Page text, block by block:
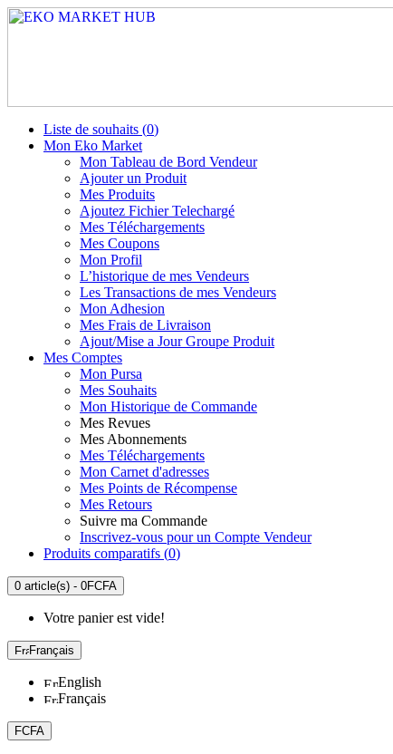
Liste de souhaits (0)
Mon Eko Market
Mon Tableau de Bord Vendeur
Ajouter un Produit
Mes Produits
Ajoutez Fichier Telechargé
Mes Téléchargements
Mes Coupons
Mon Profil
L’historique de mes Vendeurs
Les Transactions de mes Vendeurs
Mon Adhesion
Mes Frais de Livraison
Ajout/Mise a Jour Groupe Produit
Mes Comptes
Mon Pursa
Mes Souhaits
Mon Historique de Commande
Mes Revues
Mes Abonnements
Mes Téléchargements
Mon Carnet d'adresses
Mes Points de Récompense
Mes Retours
Suivre ma Commande
Inscrivez-vous pour un Compte Vendeur
Produits comparatifs (0)
0 article(s) - 0FCFA
Votre panier est vide!
Français
English
Français
FCFA